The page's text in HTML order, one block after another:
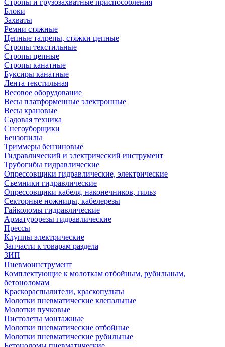
Стропы и грузозахватные приспособления
Блоки
Захваты
Ремни стяжные
Цепные талрепы, стяжки цепные
Стропы текстильные
Стропы цепные
Стропы канатные
Буксиры канатные
Лента текстильная
Весовое оборудование
Весы платформенные электронные
Весы крановые
Садовая техника
Снегоуборщики
Бензопилы
Триммеры бензиновые
Гидравлический и электрический инструмент
Трубогибы гидравлические
Опрессовщики гидравлические, электрические
Съемники гидравлические
Опрессовщики кабеля, наконечников, гильз
Секторные ножницы, кабелерезы
Гайколомы гидравлические
Арматурорезы гидравлические
Прессы
Клуппы электрические
Запчасти к товарам раздела
ЗИП
Пневмоинструмент
Комплектующие к молоткам отбойным, рубильным,
бетоноломам
Краскораспылители, краскопульты
Молотки пневматические клепальные
Молотки пучковые
Пистолеты монтажные
Молотки пневматические отбойные
Молотки пневматические рубильные